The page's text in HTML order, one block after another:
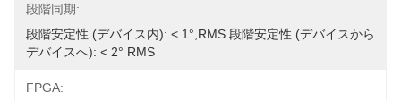
段階同期:
段階安定性 (デバイス内): < 1°,RMS 段階安定性 (デバイスから
デバイスへ): < 2° RMS
FPGA: